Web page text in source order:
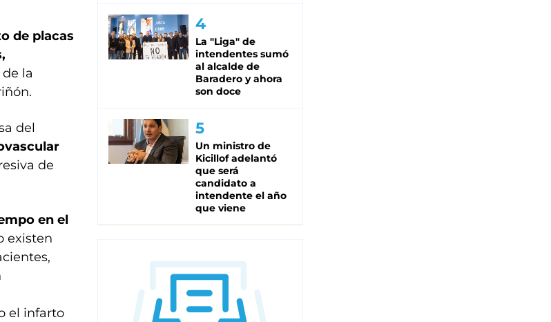
de placas
la
del
de
en el
existen
el infarto
La "Liga" de
intendentes sumó
al alcalde de
Baradero y ahora
son doce
Un ministro de
Kicillof adelantó
que será
candidato a
intendente el año
que viene